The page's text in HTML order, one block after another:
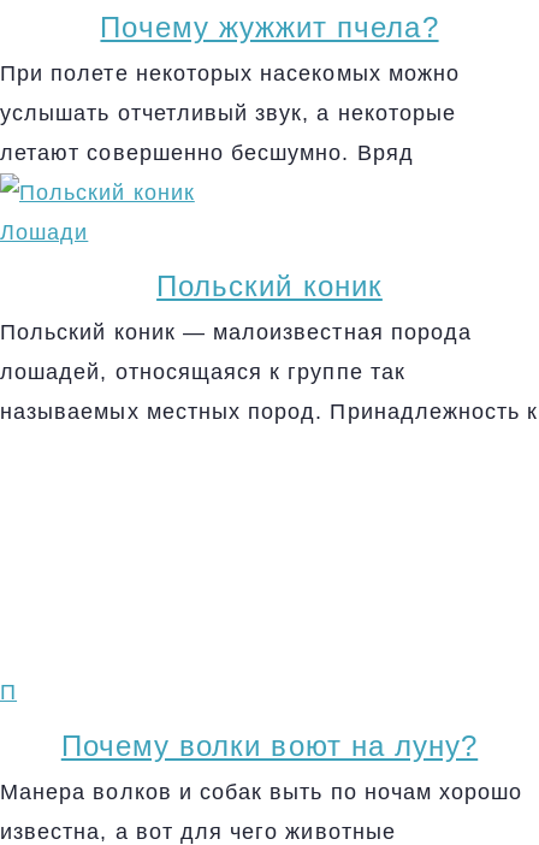
Почему жужжит пчела?
При полете некоторых насекомых можно
услышать отчетливый звук, а некоторые
летают совершенно бесшумно. Вряд
Лошади
Польский коник
Польский коник — малоизвестная порода
лошадей, относящаяся к группе так
называемых местных пород. Принадлежность к
П
Почему волки воют на луну?
Манера волков и собак выть по ночам хорошо
известна, а вот для чего животные